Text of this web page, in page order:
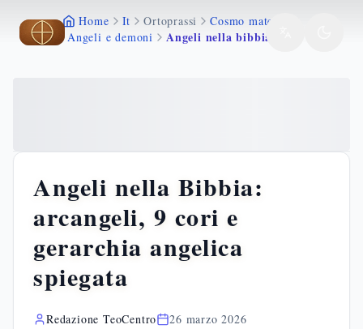
Vai al contenuto principale
Home It Ortoprassi
Cosmo materia
Angeli e demoni
Angeli nella Bibbia:
arcangeli, 9 cori e
gerarchia angelica
spiegata
Redazione TeoCentro 26 marzo 2026
Vai al contenuto principale